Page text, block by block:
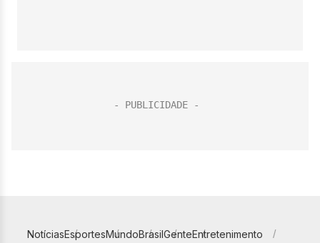
NotíciasEsportesMundoBrasilGenteEntretenimento